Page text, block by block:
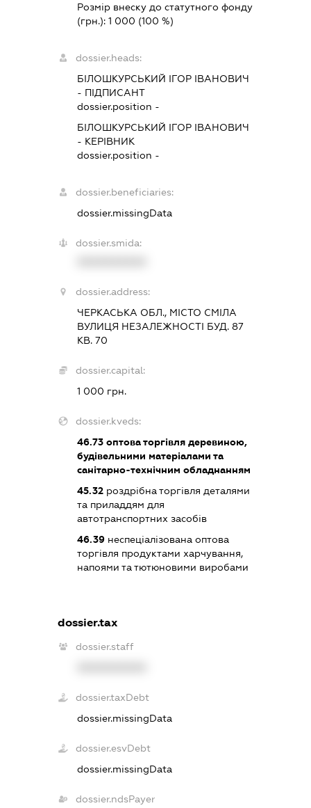
Розмір внеску до статутного фонду
(грн.):1 000 (100 %)
dossier.heads:
БІЛОШКУРСЬКИЙ ІГОР ІВАНОВИЧ
- ПІДПИСАНТ
dossier.position -
БІЛОШКУРСЬКИЙ ІГОР ІВАНОВИЧ
- КЕРІВНИК
dossier.position -
dossier.beneficiaries:
dossier.missingData
dossier.smida:
dossier.address:
ЧЕРКАСЬКА ОБЛ., МІСТО СМІЛА
ВУЛИЦЯ НЕЗАЛЕЖНОСТІ БУД. 87
КВ. 70
dossier.capital:
1 000 грн.
dossier.kveds:
46.73 оптова торгівля деревиною,
будівельними матеріалами та
санітарно-технічним обладнанням
45.32 роздрібна торгівля деталями
та приладдям для
автотранспортних засобів
46.39 неспеціалізована оптова
торгівля продуктами харчування,
напоями та тютюновими виробами
dossier.tax
dossier.staff
dossier.taxDebt
dossier.missingData
dossier.esvDebt
dossier.missingData
dossier.ndsPayer